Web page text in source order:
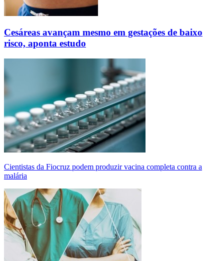
Cesáreas avançam mesmo em gestações de baixo
risco, aponta estudo
Cientistas da Fiocruz podem produzir vacina completa contra a
malária